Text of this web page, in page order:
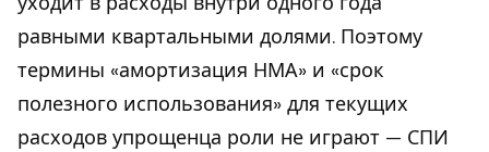
равными квартальными долями. Поэтому
термины «амортизация НМА» и «срок
полезного использования» для текущих
расходов упрощенца роли не играют — СПИ